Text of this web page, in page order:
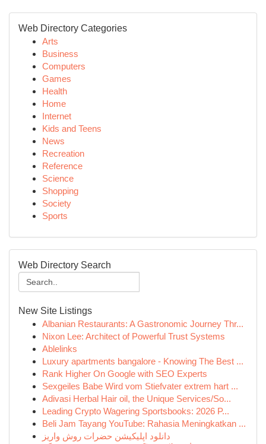
Web Directory Categories
Arts
Business
Computers
Games
Health
Home
Internet
Kids and Teens
News
Recreation
Reference
Science
Shopping
Society
Sports
Web Directory Search
New Site Listings
Albanian Restaurants: A Gastronomic Journey Thr...
Nixon Lee: Architect of Powerful Trust Systems
Ablelinks
Luxury apartments bangalore - Knowing The Best ...
Rank Higher On Google with SEO Experts
Sexgeiles Babe Wird vom Stiefvater extrem hart ...
Adivasi Herbal Hair oil, the Unique Services/So...
Leading Crypto Wagering Sportsbooks: 2026 P...
Beli Jam Tayang YouTube: Rahasia Meningkatkan ...
دانلود اپلیکیشن حضرات روش واریز